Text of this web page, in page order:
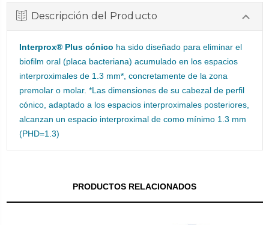
Descripción del Producto
Interprox® Plus cónico ha sido diseñado para eliminar el
biofilm oral (placa bacteriana) acumulado en los espacios
interproximales de 1.3 mm*, concretamente de la zona
premolar o molar. *Las dimensiones de su cabezal de perfil
cónico, adaptado a los espacios interproximales posteriores,
alcanzan un espacio interproximal de como mínimo 1.3 mm
(PHD=1.3)
PRODUCTOS RELACIONADOS